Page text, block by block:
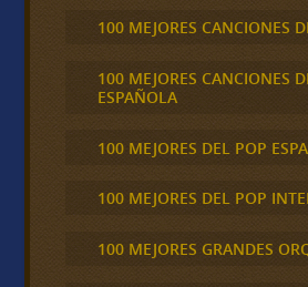
100 MEJORES CANCIONES
100 MEJORES CANCIONES
ESPAÑOLA
100 MEJORES DEL POP
100 MEJORES DEL POP
100 MEJORES GRANDES